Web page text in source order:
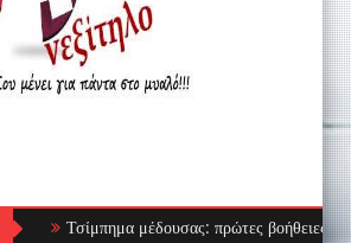
Τσίμπημα μέδουσας: πρώτες βοήθειες, τι να